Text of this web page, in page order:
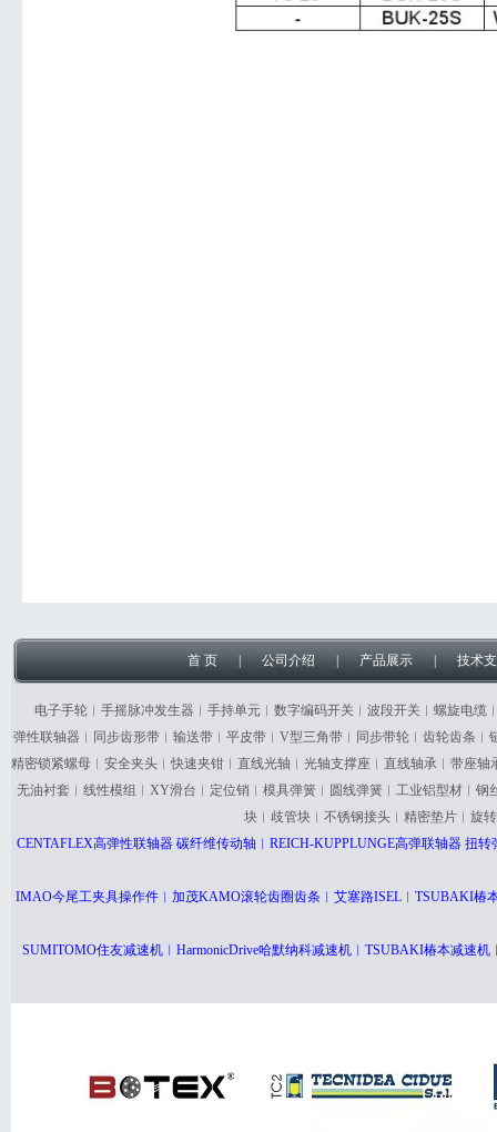
首 页 公司介绍 产品展示 技术
电子手轮︱手摇脉冲发生器︱手持单元︱数字编码开关︱波段开关︱螺旋电
弹性联轴器︱同步齿形带︱输送带︱平皮带︱V型三角带︱同步带轮︱齿轮齿条
精密锁紧螺母︱安全夹头︱快速夹钳︱直线光轴︱光轴支撑座︱直线轴承︱带座
无油衬套︱线性模组︱XY滑台︱定位销︱模具弹簧︱圆线弹簧︱工业铝型材︱
块︱歧管块︱不锈钢接头︱精密垫片︱旋
CENTAFLEX高弹性联轴器 碳纤维传动轴︱REICH-KUPPLUNGE高弹联轴器 扭
IMAO今尾工夹具操作件︱加茂KAMO滚轮齿圈齿条︱艾塞路ISEL︱TSUBAKI椿
SUMITOMO住友减速机︱HarmonicDrive哈默纳科减速机︱TSUBAKI椿本减速